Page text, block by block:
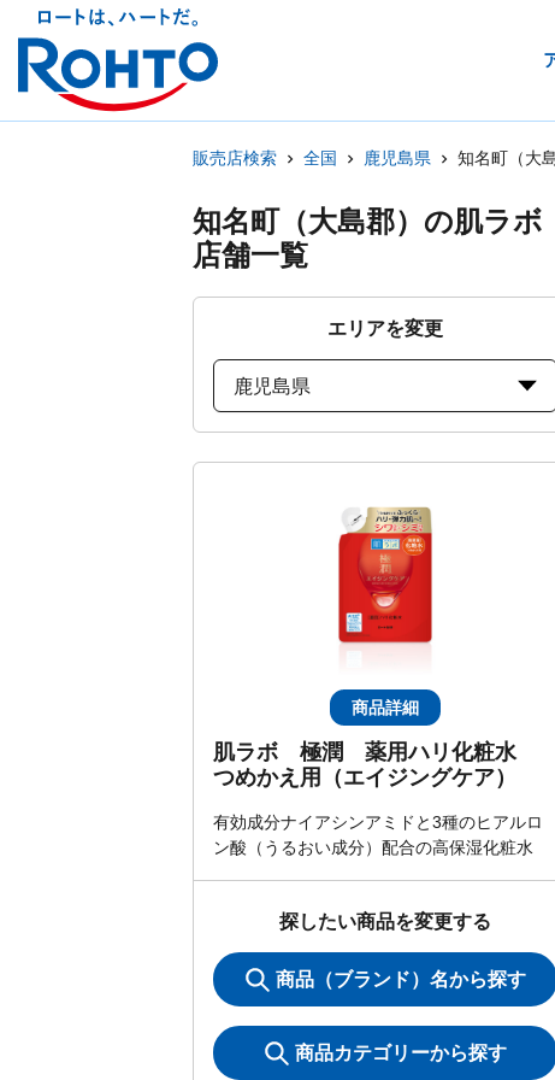
販売店検索 全国 鹿児島県 知名町（大
知名町（大島郡）の肌ラ
店舗一覧
エリアを変更
鹿児島県
商品詳細
肌ラボ 極潤 薬用ハリ化粧水
つめかえ用（エイジングケア）
有効成分ナイアシンアミドと3種のヒアルロ
ン酸（うるおい成分）配合の高保湿化粧水
探したい商品を変更する
商品（ブランド）名から探す
商品カテゴリーから探す